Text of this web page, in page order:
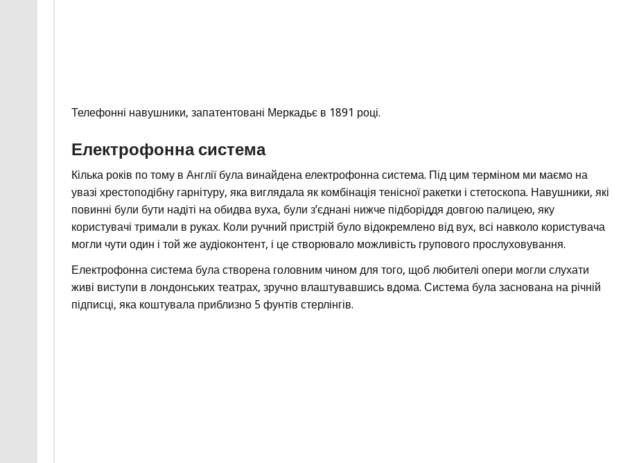
Телефонні навушники, запатентовані Меркадьє в 1891 році.
Електрофонна система
Кілька років по тому в Англії була винайдена електрофонна система. Під цим терміном ми маємо на
увазі хрестоподібну гарнітуру, яка виглядала як комбінація тенісної ракетки і стетоскопа. Навушники, які
повинні були бути надіті на обидва вуха, були з’єднані нижче підборіддя довгою палицею, яку
користувачі тримали в руках. Коли ручний пристрій було відокремлено від вух, всі навколо користувача
могли чути один і той же аудіоконтент, і це створювало можливість групового прослуховування.
Електрофонна система була створена головним чином для того, щоб любителі опери могли слухати
живі виступи в лондонських театрах, зручно влаштувавшись вдома. Система була заснована на річній
підписці, яка коштувала приблизно 5 фунтів стерлінгів.